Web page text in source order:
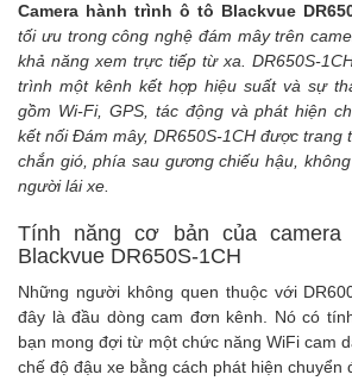
Camera hành trình ô tô Blackvue
tối ưu trong công nghệ đám mây trên
khả năng xem trực tiếp từ xa. DR650S-
trình một kênh kết hợp hiệu suất và sự
gồm Wi-Fi, GPS, tác động và phát hiện
kết nối Đám mây, DR650S-1CH được trang
chắn gió, phía sau gương chiếu hậu,
người lái xe.
Tính năng cơ bản của
Blackvue DR650S-1CH
Những người không quen thuộc với
đây là đầu dòng cam đơn kênh. Nó có
bạn mong đợi từ một chức năng WiFi cam
chế độ đậu xe bằng cách phát hiện chuyển